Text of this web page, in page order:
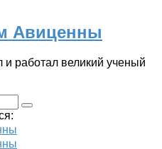
Авиценны
и работал великий ученый